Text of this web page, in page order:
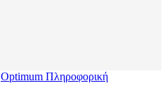
Optimum Πληροφορική